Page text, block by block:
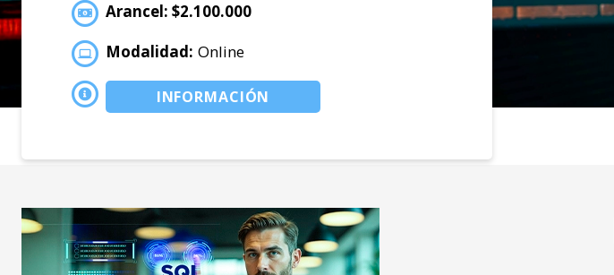
Arancel: $2.100.000
Modalidad: Online
INFORMACIÓN